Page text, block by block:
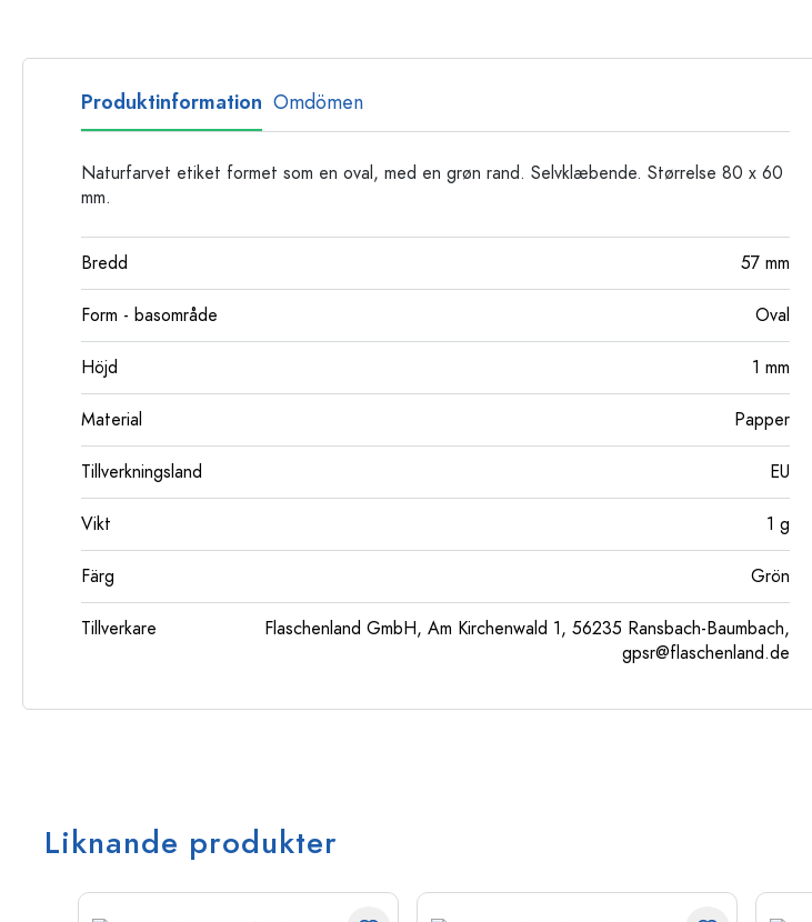
Produktinformation Omdömen
Naturfarvet etiket formet som en oval, med en grøn rand. Selvklæbende. Størrelse 80 x 60
mm.
Bredd 57 mm
Form - basområde Oval
Höjd 1 mm
Material Papper
Tillverkningsland EU
Vikt 1 g
Färg Grön
Tillverkare
Flaschenland GmbH, Am Kirchenwald 1, 56235 Ransbach-Baumbach,
gpsr@flaschenland.de
Liknande produkter